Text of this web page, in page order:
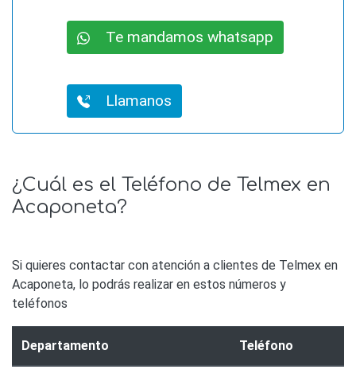
Te mandamos whatsapp
Llamanos
¿Cuál es el Teléfono de Telmex en
Acaponeta?
Si quieres contactar con atención a clientes de Telmex en
Acaponeta, lo podrás realizar en estos números y
teléfonos
Departamento Teléfono